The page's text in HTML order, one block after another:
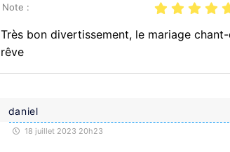
Note :
Très bon divertissement, le mariage
rêve
daniel
18 juillet 2023 20h23